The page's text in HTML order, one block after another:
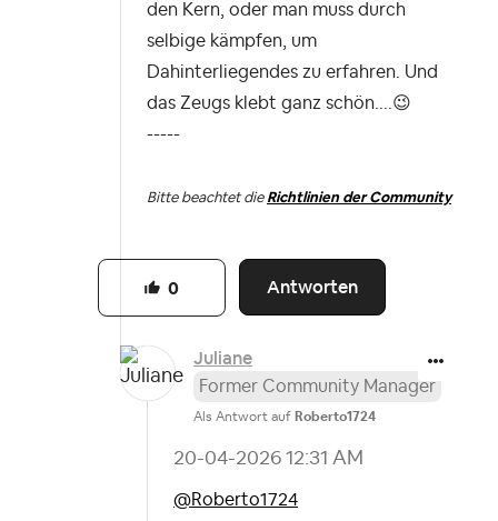
den Kern, oder man muss durch
selbige kämpfen, um
Dahinterliegendes zu erfahren. Und
das Zeugs klebt ganz schön....😉
-----
Bitte beachtet die Richtlinien der Community
Antworten
0
Juliane
Former Community Manager
Als Antwort auf Roberto1724
‎20-04-2026 12:31 AM
@Roberto1724